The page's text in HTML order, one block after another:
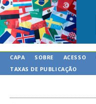
CAPA SOBRE ACESSO
TAXAS DE PUBLICAÇÃO